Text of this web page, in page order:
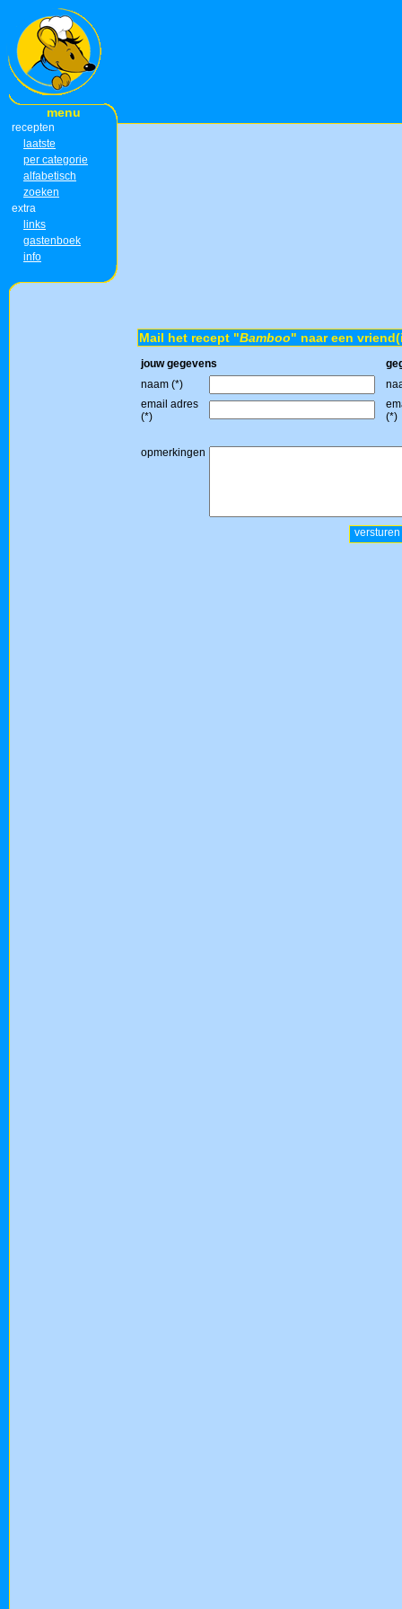
menu
recepten
laatste
per categorie
alfabetisch
zoeken
extra
links
gastenboek
info
Mail het recept "Bamboo" naar een
jouw gegevens
naam (*)
email adres
(*)
(*)
opmerkingen